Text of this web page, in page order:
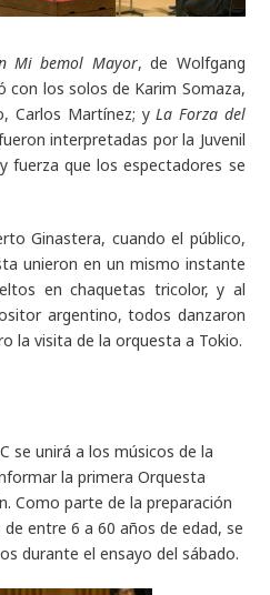
Mi bemol Mayor, de Wolfgang
con los solos de Karim Somaza,
Carlos Martínez; yLa Forza del
interpretadas por la Juvenil
fuerza que los espectadores se
Ginastera, cuando el público,
unieron en un mismo instante
en chaquetas tricolor, y al
argentino, todos danzaron
la visita de la orquesta a Tokio.
se unirá a los músicos de la
la primera Orquesta
Como parte de la preparación
entre 6 a 60 años de edad, se
durante el ensayo del sábado.